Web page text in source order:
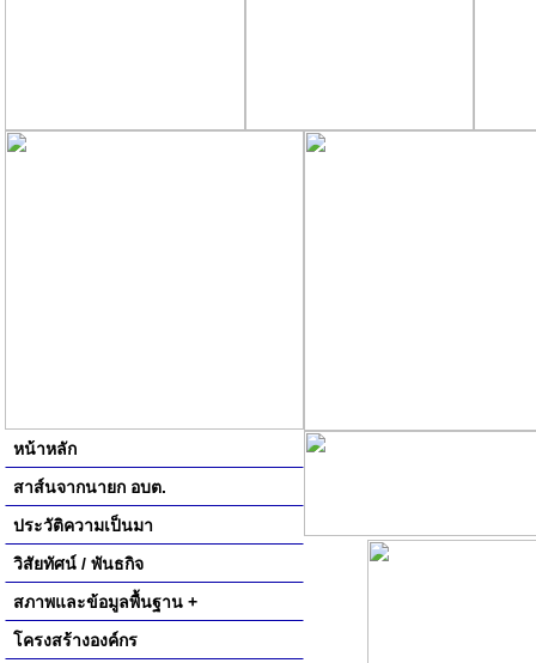
หน้าหลัก
สาส์นจากนายก อบต.
ประวัติความเป็นมา
วิสัยทัศน์ / พันธกิจ
สภาพและข้อมูลพื้นฐาน +
โครงสร้างองค์กร